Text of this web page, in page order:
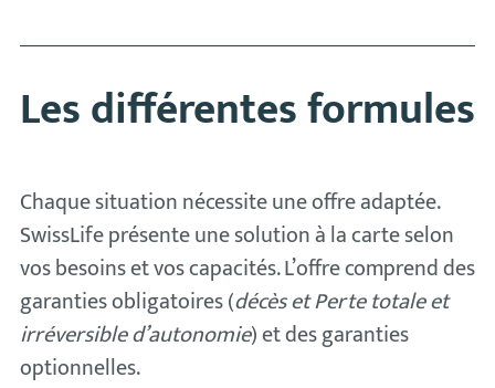
Les différentes formules
Chaque situation nécessite une offre adaptée.
SwissLife présente une solution à la carte selon
vos besoins et vos capacités. L’offre comprend des
garanties obligatoires (décès et Perte totale et
irréversible d’autonomie) et des garanties
optionnelles.